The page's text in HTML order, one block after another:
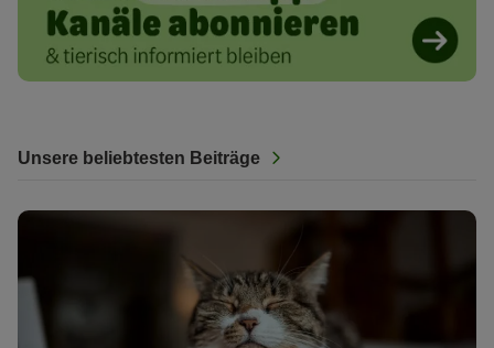
Unsere beliebtesten Beiträge